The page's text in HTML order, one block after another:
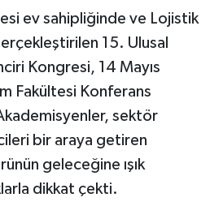
ev sahipliğinde ve Lojistik
15. Ulusal
Kongresi, 14 Mayıs
Fakültesi Konferans
sektör
bir araya getiren
geleceğine ışık
dikkat çekti.